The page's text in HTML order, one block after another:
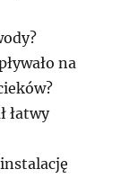
na
łatwy